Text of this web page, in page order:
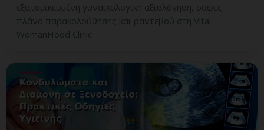
εξατομικευμένη γυναικολογική αξιολόγηση, σαφές
πλάνο παρακολούθησης και ραντεβού στη Vital
WomanHood Clinic